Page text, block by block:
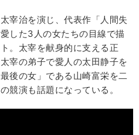
宰治を演じ、代表作「人間失
した3人の女たちの目線で描
。太宰を献身的に支える正
宰の弟子で愛人の太田静子を
後の女」である山崎富栄を二
競演も話題になっている。